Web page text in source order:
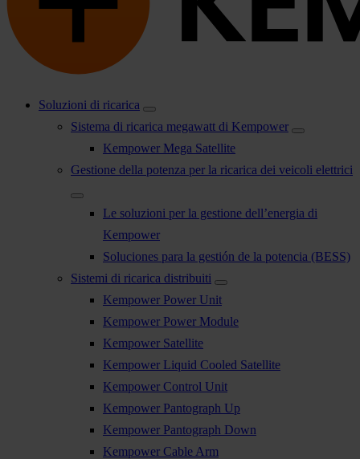
Soluzioni di ricarica
Sistema di ricarica megawatt di Kempower
Kempower Mega Satellite
Gestione della potenza per la ricarica dei veicoli elettrici
Le soluzioni per la gestione dell’energia di
Kempower
Soluciones para la gestión de la potencia (BESS)
Sistemi di ricarica distribuiti
Kempower Power Unit
Kempower Power Module
Kempower Satellite
Kempower Liquid Cooled Satellite
Kempower Control Unit
Kempower Pantograph Up
Kempower Pantograph Down
Kempower Cable Arm